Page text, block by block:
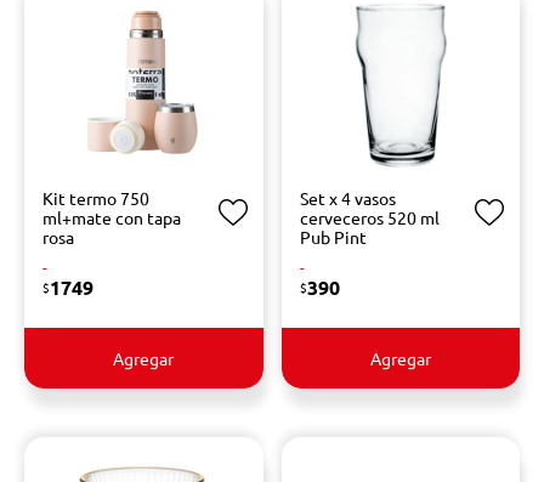
Kit termo 750
ml+mate con tapa
rosa
-
$1749
Agregar
Set x 4 vasos
cerveceros 520 ml
Pub Pint
-
$390
Agregar